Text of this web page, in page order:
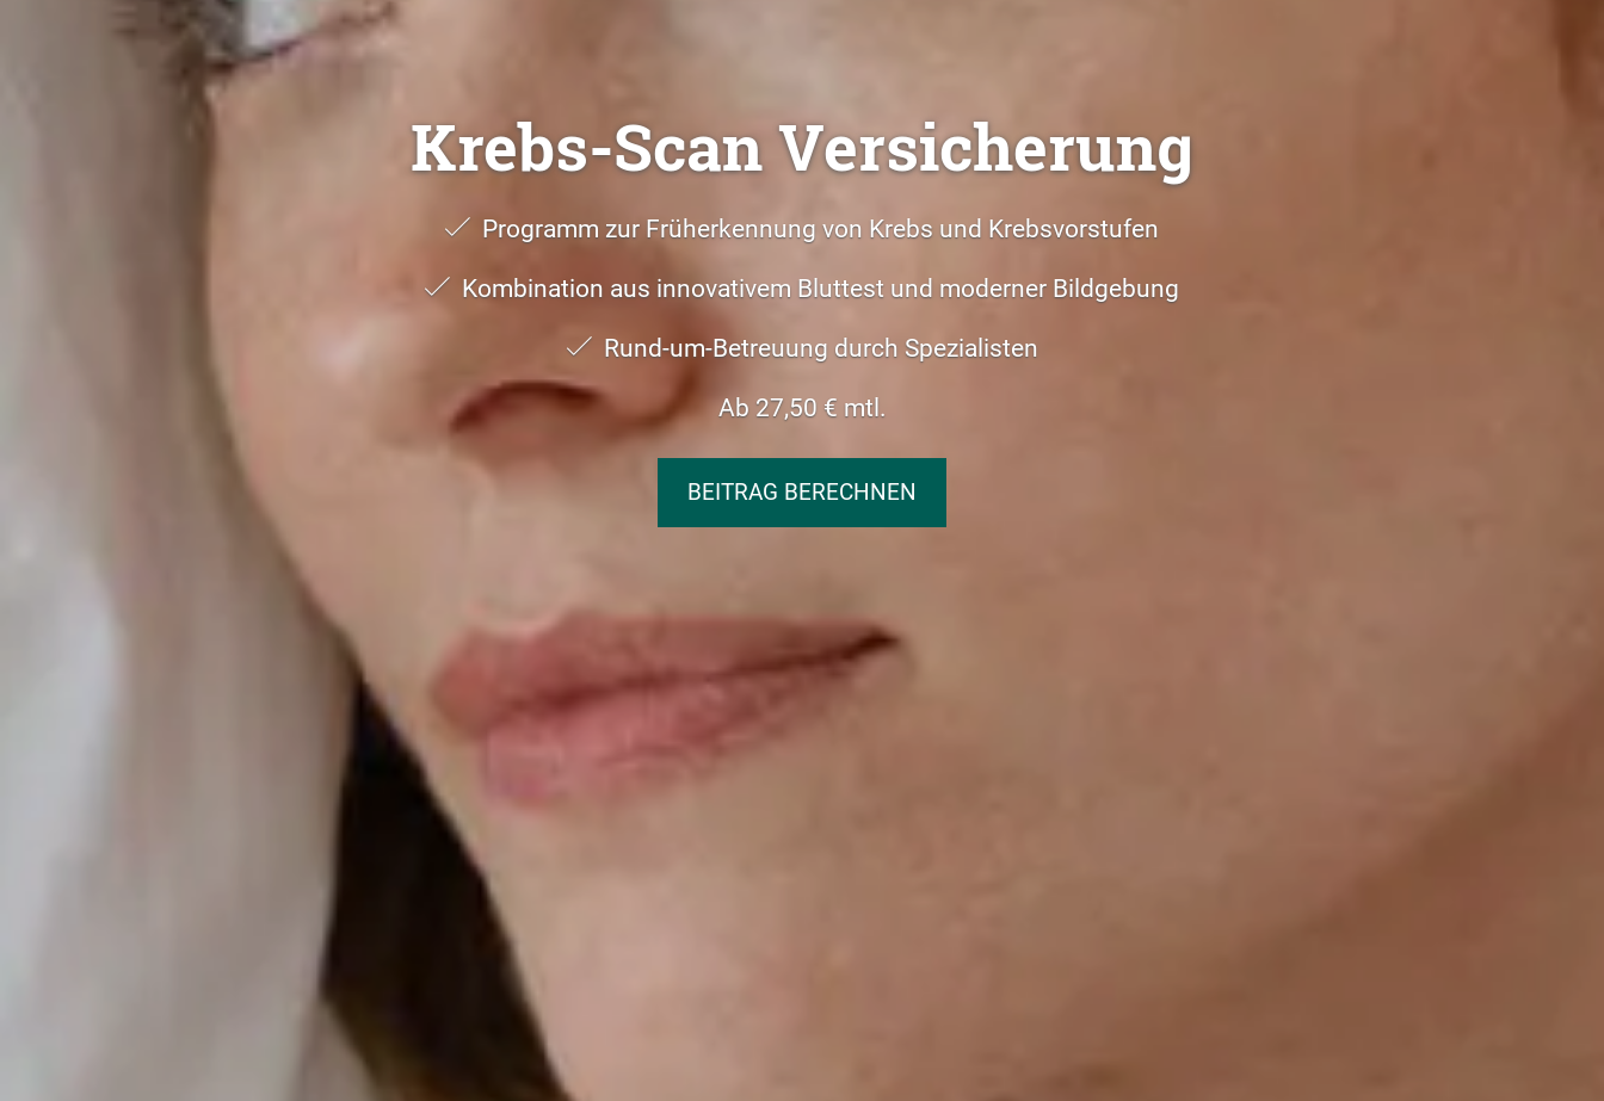
Krebs-Scan Versicherung
Programm zur Früherkennung von Krebs und Krebsvorstufen
Kombination aus innovativem Bluttest und moderner Bildgebung
Rund-um-Betreuung durch Spezialisten
Ab 27,50 € mtl.
BEITRAG BERECHNEN